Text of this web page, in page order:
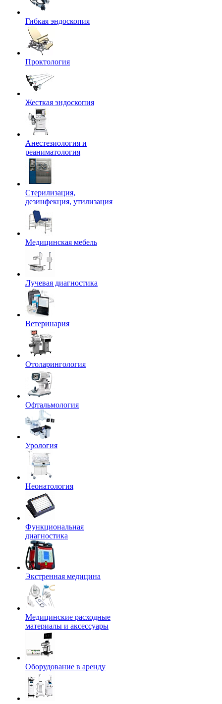
Гибкая эндоскопия
Проктология
Жесткая эндоскопия
Анестезиология и
реаниматология
Стерилизация,
дезинфекция, утилизация
Медицинская мебель
Лучевая диагностика
Ветеринария
Отоларингология
Офтальмология
Урология
Неонатология
Функциональная
диагностика
Экстренная медицина
Медицинские расходные
материалы и аксессуары
Оборудование в аренду